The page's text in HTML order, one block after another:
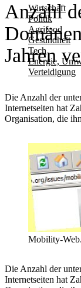
Wirtschaft
Politik
Agrifood
Gesundheit
Tech
Energie,
Verteidigung
Anzahl
Jahren
Die Anzahl der
Internetseiten hat
Organisation, die
Mobility-
Die Anzahl der
Internetseiten hat